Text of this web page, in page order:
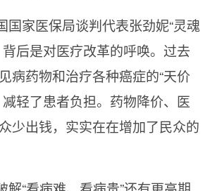
国家医保局谈判代表张劲妮“灵魂
背后是对医疗改革的呼唤。过去
病药物和治疗各种癌症的“天价
减轻了患者负担。药物降价、医
少出钱，实实在在增加了民众的